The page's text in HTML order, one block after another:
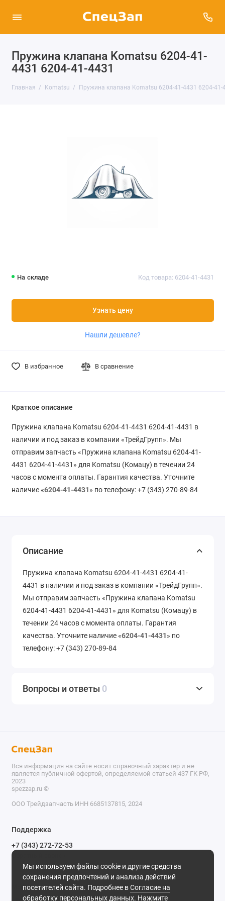
Пружина клапана Komatsu 6204-41-
4431 6204-41-4431
Главная Komatsu Пружина клапана Komatsu 6204-41-4431 6204-41-
На складе Код товара: 6204-41-4431
Узнать цену
Нашли дешевле?
В избранное В сравнение
Краткое описание
Пружина клапана Komatsu 6204-41-4431 6204-41-4431 в
наличии и под заказ в компании «ТрейдГрупп». Мы
отправим запчасть «Пружина клапана Komatsu 6204-41-
4431 6204-41-4431» для Komatsu (Комацу) в течении 24
часов с момента оплаты. Гарантия качества. Уточните
наличие «6204-41-4431» по телефону: +7 (343) 270-89-84
Описание
Пружина клапана Komatsu 6204-41-4431 6204-41-
4431 в наличии и под заказ в компании «ТрейдГрупп».
Мы отправим запчасть «Пружина клапана Komatsu
6204-41-4431 6204-41-4431» для Komatsu (Комацу) в
течении 24 часов с момента оплаты. Гарантия
качества. Уточните наличие «6204-41-4431» по
телефону: +7 (343) 270-89-84
Вопросы и ответы 0
Мы используем файлы cookie и другие средства
сохранения предпочтений и анализа действий
посетителей сайта. Подробнее вСогласие на
обработку персональных данных. Нажмите
Вся информация на сайте носит справочный характер и не
является публичной офертой, определяемой статьей 437 ГК РФ,
2023
spezzap.ru ©️
ООО Трейдзапчасть ИНН 6685137815, 2024
Поддержка
+7 (343) 272-72-53
Обратный звонок
620030, г. Екатеринбург, ул. Карьерная, д. 14, оф. 14.
Мы в сети